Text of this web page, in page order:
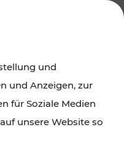
Burgenland
und
und Anzeigen, zur
für Soziale Medien
unsere Website so